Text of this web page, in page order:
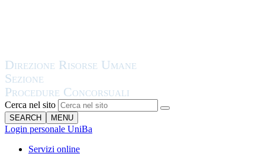
Cerca nel sito
SEARCH MENU
Login personale UniBa
Servizi online